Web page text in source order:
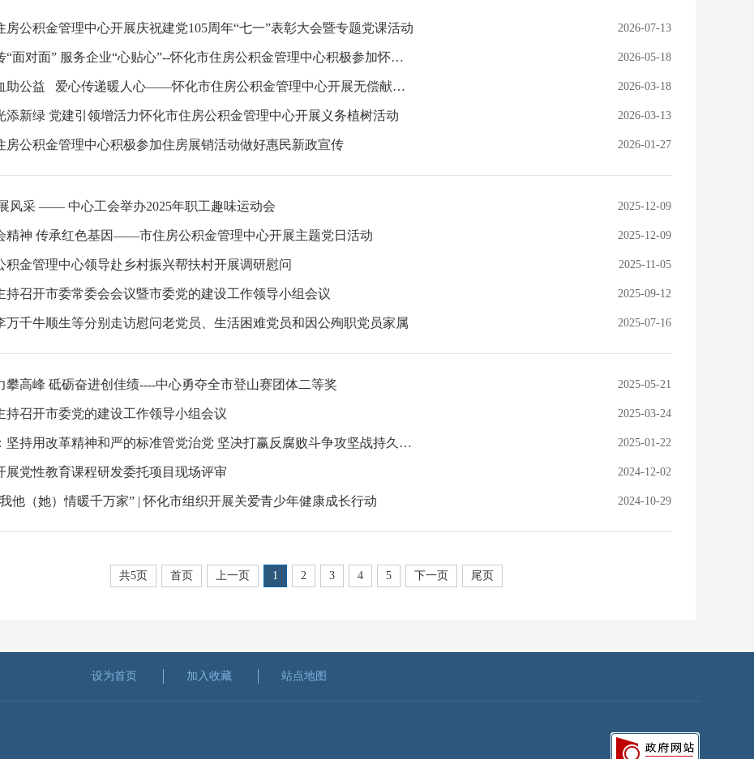
房公积金管理中心开展庆祝建党105周年“七一”表彰大会暨专题党课活动 2026-07-13
政策宣传“面对面” 服务企业“心贴心”--怀化市住房公积金管理中心积极参加怀化市政银企专场座谈会 2026-05-18
无偿献血助公益 爱心传递暖人心——怀化市住房公积金管理中心开展无偿献血活动 2026-03-18
添新绿 党建引领增活力怀化市住房公积金管理中心开展义务植树活动 2026-03-13
房公积金管理中心积极参加住房展销活动做好惠民新政宣传 2026-01-27
风采 —— 中心工会举办2025年职工趣味运动会 2025-12-09
精神 传承红色基因——市住房公积金管理中心开展主题党日活动 2025-12-09
积金管理中心领导赴乡村振兴帮扶村开展调研慰问 2025-11-05
持召开市委常委会会议暨市委党的建设工作领导小组会议 2025-09-12
万千牛顺生等分别走访慰问老党员、生活困难党员和因公殉职党员家属 2025-07-16
攀高峰 砥砺奋进创佳绩----中心勇夺全市登山赛团体二等奖 2025-05-21
持召开市委党的建设工作领导小组会议 2025-03-24
许忠建：坚持用改革精神和严的标准管党治党 坚决打赢反腐败斗争攻坚战持久战总体战 2025-01-22
展党性教育课程研发委托项目现场评审 2024-12-02
他（她）情暖千万家” | 怀化市组织开展关爱青少年健康成长行动 2024-10-29
共5页 首页 上一页 1 2 3 4 5 下一页 尾页
设为首页 加入收藏 站点地图